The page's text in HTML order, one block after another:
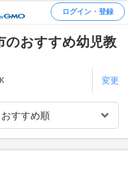
ログイン・登録
のおすすめ幼児教
変更